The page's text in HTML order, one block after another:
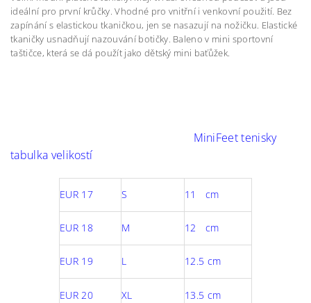
ideální pro první krůčky. Vhodné pro vnitřní i venkovní použití. Bez
zapínání s elastickou tkaničkou, jen se nasazují na nožičku. Elastické
tkaničky usnadňují nazouvání botičky. Baleno v mini sportovní
taštičce, která se dá použít jako dětský mini baťůžek.
MiniFeet tenisky
tabulka velikostí
EUR 17 S 11 cm
EUR 18 M 12 cm
EUR 19 L 12.5 cm
EUR 20 XL 13.5 cm